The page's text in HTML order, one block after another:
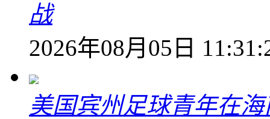
战
2026年08月05日
美国宾州足球青年在